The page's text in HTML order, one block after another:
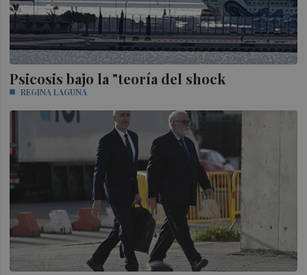
Psicosis bajo la "teoría del shock
REGINA LAGUNA